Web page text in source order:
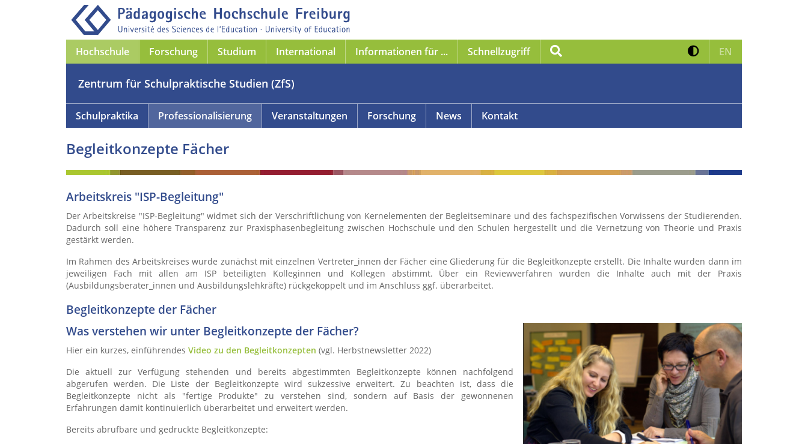
Hochschule Forschung Studium International Informationen für ... Schnellzugriff Kontrast erhöhen
EN
Zentrum für Schulpraktische Studien (ZfS)
Schulpraktika Professionalisierung Veranstaltungen Forschung News Kontakt
Begleitkonzepte Fächer
Arbeitskreis "ISP-Begleitung"
Der Arbeitskreise "ISP-Begleitung" widmet sich der Verschriftlichung von Kernelementen der Begleitseminare und des fachspezifischen Vorwissens der Studierenden.
Dadurch soll eine höhere Transparenz zur Praxisphasenbegleitung zwischen Hochschule und den Schulen hergestellt und die Vernetzung von Theorie und Praxis
gestärkt werden.
Im Rahmen des Arbeitskreises wurde zunächst mit einzelnen Vertreter_innen der Fächer eine Gliederung für die Begleitkonzepte erstellt. Die Inhalte wurden dann im
jeweiligen Fach mit allen am ISP beteiligten Kolleginnen und Kollegen abstimmt. Über ein Reviewverfahren wurden die Inhalte auch mit der Praxis
(Ausbildungsberater_innen und Ausbildungslehkräfte) rückgekoppelt und im Anschluss ggf. überarbeitet.
Begleitkonzepte der Fächer
Was verstehen wir unter Begleitkonzepte der Fächer?
Hier ein kurzes, einführendes Video zu den Begleitkonzepten (vgl. Herbstnewsletter 2022)
Die aktuell zur Verfügung stehenden und bereits abgestimmten Begleitkonzepte können nachfolgend
abgerufen werden. Die Liste der Begleitkonzepte wird sukzessive erweitert. Zu beachten ist, dass die
Begleitkonzepte nicht als "fertige Produkte" zu verstehen sind, sondern auf Basis der gewonnenen
Erfahrungen damit kontinuierlich überarbeitet und erweitert werden.
Bereits abrufbare und gedruckte Begleitkonzepte: